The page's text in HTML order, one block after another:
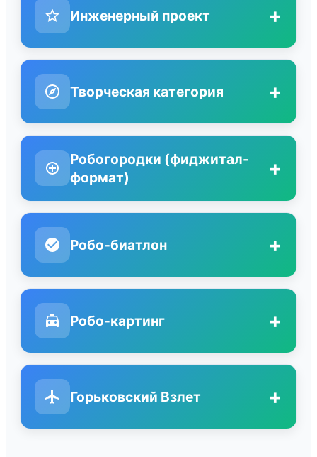
Инженерный проект +
Творческая категория +
Робогородки (фиджитал-
формат)
+
Робо-биатлон +
Робо-картинг +
Горьковский Взлет +